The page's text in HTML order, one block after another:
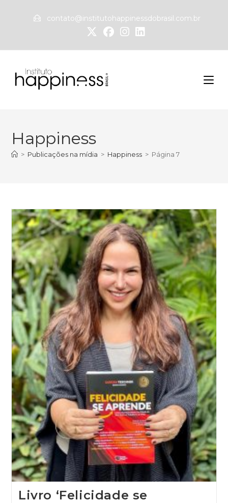
contato@institutohappinessdobrasil.com.br
Happiness
> Publicações na mídia > Happiness > Página 7
Livro ‘Felicidade se